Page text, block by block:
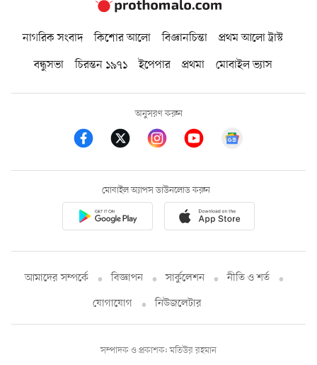
নাগরিক সংবাদ কিশোর আলো বিজ্ঞানচিন্তা
প্রথম আলো ট্রাস্ট
বন্ধুসভা
চিরন্তন ১৯৭১ ইপেপার প্রথমা মোবাইল ভ্যাস
অনুসরণ করুন
মোবাইল অ্যাপস ডাউনলোড করুন
আমাদের সম্পর্কে বিজ্ঞাপন সার্কুলেশন
নীতি ও শর্ত
যোগাযোগ
নিউজলেটার
সম্পাদক ও প্রকাশক: মতিউর রহমান